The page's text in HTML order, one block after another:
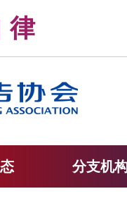
自 律
分支机